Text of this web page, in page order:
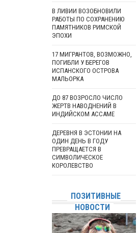
В ЛИВИИ ВОЗОБНОВИЛИ
РАБОТЫ ПО СОХРАНЕНИЮ
ПАМЯТНИКОВ РИМСКОЙ
ЭПОХИ
17 МИГРАНТОВ, ВОЗМОЖНО,
ПОГИБЛИ У БЕРЕГОВ
ИСПАНСКОГО ОСТРОВА
МАЛЬОРКА
ДО 87 ВОЗРОСЛО ЧИСЛО
ЖЕРТВ НАВОДНЕНИЙ В
ИНДИЙСКОМ АССАМЕ
ДЕРЕВНЯ В ЭСТОНИИ НА
ОДИН ДЕНЬ В ГОДУ
ПРЕВРАЩАЕТСЯ В
СИМВОЛИЧЕСКОЕ
КОРОЛЕВСТВО
ПОЗИТИВНЫЕ
НОВОСТИ